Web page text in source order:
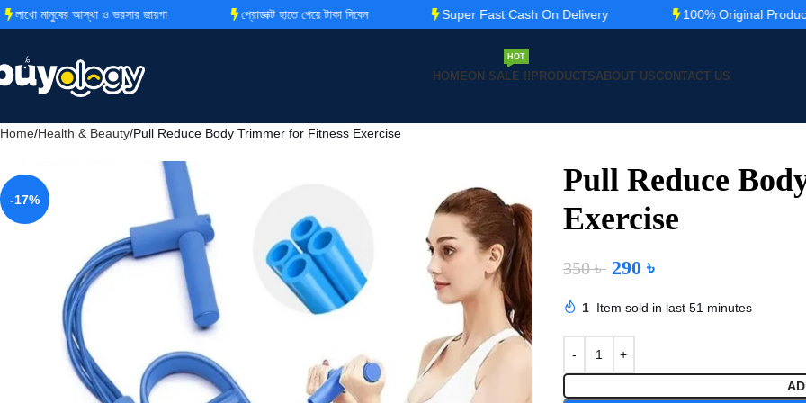
HOMEON SALE !!
HOT
PRODUCTSABOUT USCONTACT US
Home Health & Beauty Pull Reduce Body Trimmer for Fitness Exercise
-17%
Pull Reduce
Exercise
350৳ 290৳
1 Item sold in last 51 minutes
আস্থা ও ভরসার জায়গা প্রোডাক্ট হাতে পেয়ে টাকা দিবেন Super Fast Cash On Delivery 100% Original Product